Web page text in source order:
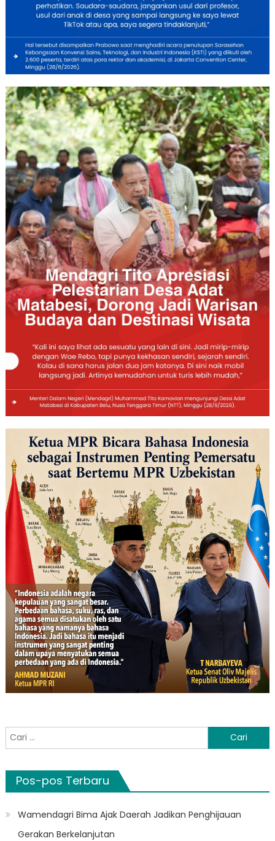
Cari
untuk:
Pos-pos Terbaru
Wamendagri Bima Ajak Daerah Jadikan Penghijauan
Gerakan Berkelanjutan